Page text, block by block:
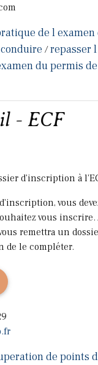
de l
/repasser
du permis
- ECF
d'inscription à
vous
vous
remettra un
de le compléter.
de points